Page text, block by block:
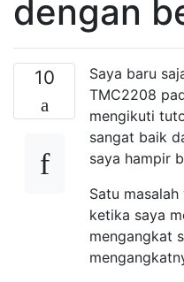
dengan
10
Saya baru
TMC2208
mengikuti
sangat baik
saya hampir
Satu
ketika saya
mengangkat